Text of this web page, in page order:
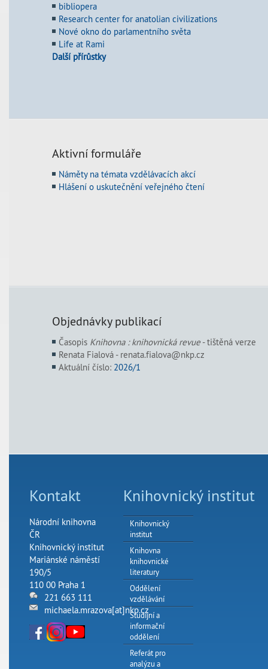
bibliopera
Research center for anatolian civilizations
Nové okno do parlamentního světa
Life at Rami
Další přírůstky
Aktivní formuláře
Náměty na témata vzdělávacích akcí
Hlášení o uskutečnění veřejného čtení
Objednávky publikací
Časopis Knihovna : knihovnická revue- tištěná verze
Renata Fialová - renata.fialova@nkp.cz
Aktuální číslo: 2026/1
Kontakt
Národní knihovna
ČR
Knihovnický institut
Mariánské náměstí
190/5
110 00 Praha 1
221 663 111
michaela.mrazova[at]nkp.cz
Knihovnický institut
Knihovnický
institut
Knihovna
knihovnické
literatury
Oddělení
vzdělávání
Studijní a
informační
oddělení
Referát pro
analýzu a